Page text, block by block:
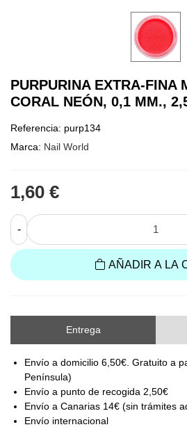
PURPURINA EXTRA-FINA
CORAL NEÓN, 0,1 MM.,
Referencia: purp134
Marca: Nail World
1,60 €
-
AÑADIR A LA
Entrega
Envío a domicilio 6,50€. Gratuito a
Península)
Envío a punto de recogida 2,50€
Envío a Canarias 14€ (sin trámites
Envío internacional